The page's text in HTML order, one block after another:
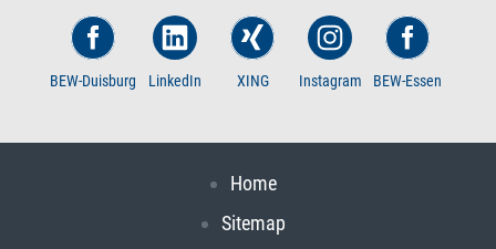
BEW-Duisburg LinkedIn XING Instagram BEW-Essen
Home
Sitemap